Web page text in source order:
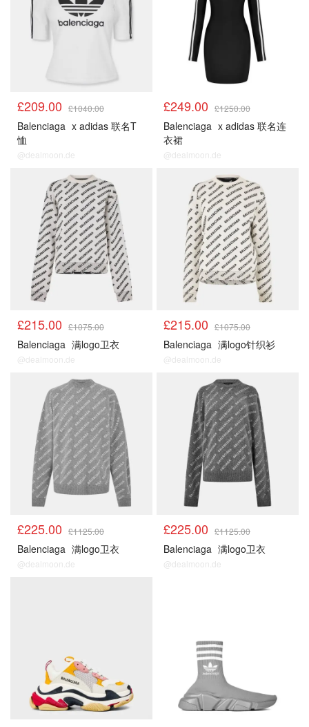
£209.00 £1040.00
Balenciaga x adidas 联名T
恤
@dealmoon.de
£249.00 £1250.00
Balenciaga x adidas 联名连
衣裙
@dealmoon.de
£215.00 £1075.00
Balenciaga 满logo卫衣
@dealmoon.de
£215.00 £1075.00
Balenciaga 满logo针织衫
@dealmoon.de
£225.00 £1125.00
Balenciaga 满logo卫衣
@dealmoon.de
£225.00 £1125.00
Balenciaga 满logo卫衣
@dealmoon.de